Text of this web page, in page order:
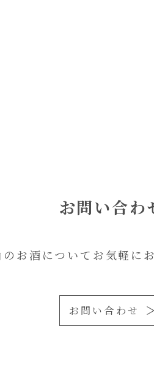
お問い合わ
お酒についてお気軽に
お問い合わせ